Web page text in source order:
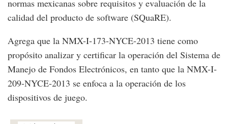
normas mexicanas sobre requisitos y evaluación de la
calidad del producto de software (SQuaRE).
Agrega que la NMX-I-173-NYCE-2013 tiene como
propósito analizar y certificar la operación del Sistema de
Manejo de Fondos Electrónicos, en tanto que la NMX-I-
209-NYCE-2013 se enfoca a la operación de los
dispositivos de juego.